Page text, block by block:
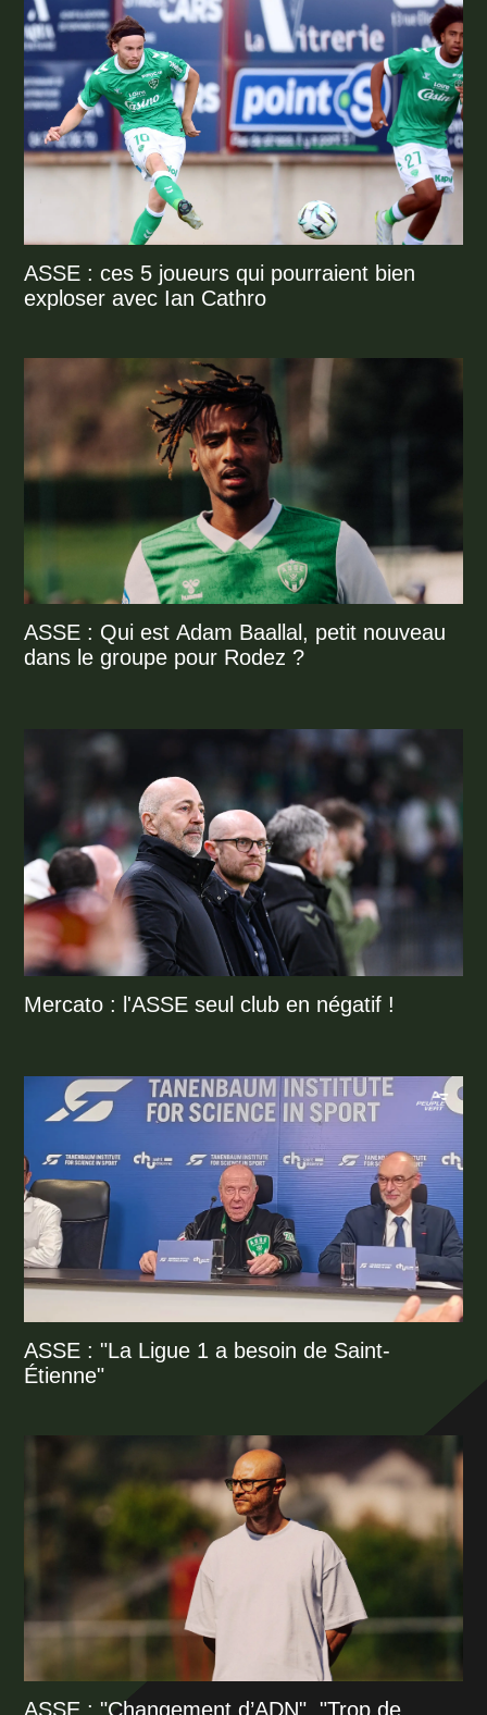
ASSE : ces 5 joueurs qui pourraient bien
exploser avec Ian Cathro
ASSE : Qui est Adam Baallal, petit nouveau
dans le groupe pour Rodez ?
Mercato : l'ASSE seul club en négatif !
ASSE : "La Ligue 1 a besoin de Saint-
Étienne"
ASSE : "Changement d’ADN", "Trop de